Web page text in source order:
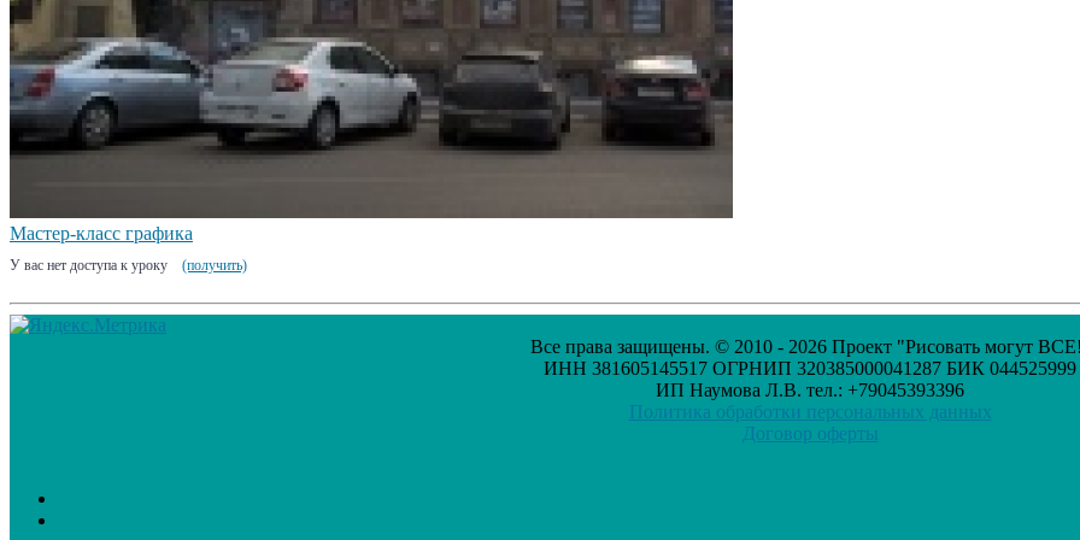
Мастер-класс графика
У вас нет доступа к уроку (получить)
Все права защищены. © 2010 - 2026 Проект "Рисовать могут
ИНН 381605145517 ОГРНИП 320385000041287 БИК 044525999
ИП Наумова Л.В. тел.: +79045393396
Политика обработки персональных данных
Договор оферты